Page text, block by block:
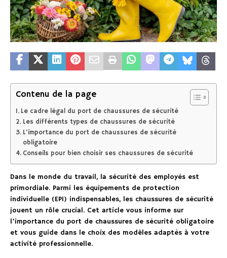
Contenu de la page
Le cadre légal du port de chaussures de sécurité
Les différents types de chaussures de sécurité
L’importance du port de chaussures de sécurité
obligatoire
Conseils pour bien choisir ses chaussures de sécurité
Dans le monde du travail, la sécurité des employés est
primordiale. Parmi les équipements de protection
individuelle (EPI) indispensables, les chaussures de sécurité
jouent un rôle crucial. Cet article vous informe sur
l’importance du port de chaussures de sécurité obligatoire
et vous guide dans le choix des modèles adaptés à votre
activité professionnelle.